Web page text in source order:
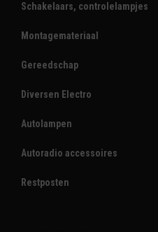
Schakelaars, controlelampjes
Montagemateriaal
Gereedschap
Diversen Electro
Autolampen
Autoradio accessoires
Restposten